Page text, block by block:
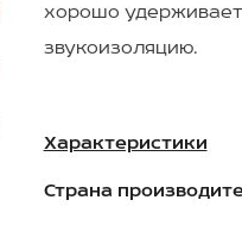
хорошо
звукоизоляцию.
Характеристики
Страна